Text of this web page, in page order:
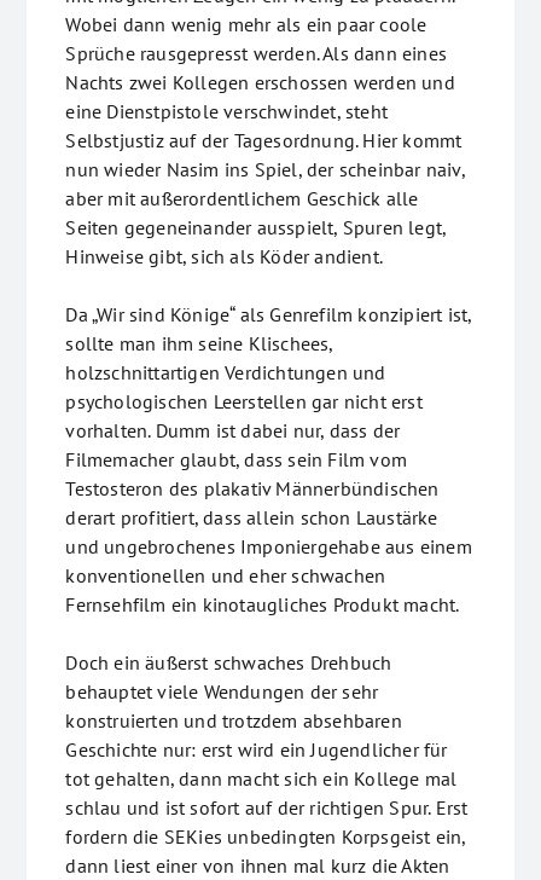
Wobei dann wenig mehr als ein paar coole
Sprüche rausgepresst werden. Als dann eines
Nachts zwei Kollegen erschossen werden und
eine Dienstpistole verschwindet, steht
Selbstjustiz auf der Tagesordnung. Hier kommt
nun wieder Nasim ins Spiel, der scheinbar naiv,
aber mit außerordentlichem Geschick alle
Seiten gegeneinander ausspielt, Spuren legt,
Hinweise gibt, sich als Köder andient.
Da „Wir sind Könige“ als Genrefilm konzipiert ist,
sollte man ihm seine Klischees,
holzschnittartigen Verdichtungen und
psychologischen Leerstellen gar nicht erst
vorhalten. Dumm ist dabei nur, dass der
Filmemacher glaubt, dass sein Film vom
Testosteron des plakativ Männerbündischen
derart profitiert, dass allein schon Laustärke
und ungebrochenes Imponiergehabe aus einem
konventionellen und eher schwachen
Fernsehfilm ein kinotaugliches Produkt macht.
Doch ein äußerst schwaches Drehbuch
behauptet viele Wendungen der sehr
konstruierten und trotzdem absehbaren
Geschichte nur: erst wird ein Jugendlicher für
tot gehalten, dann macht sich ein Kollege mal
schlau und ist sofort auf der richtigen Spur. Erst
fordern die SEKies unbedingten Korpsgeist ein,
dann liest einer von ihnen mal kurz die Akten